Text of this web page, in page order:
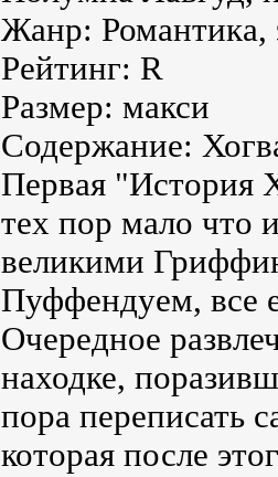
Жанр: Романтика,
Рейтинг: R
Размер: макси
Содержание:
Первая "История
тех пор мало что
великими
Пуффендуем, все
Очередное
находке,
пора переписать
которая после